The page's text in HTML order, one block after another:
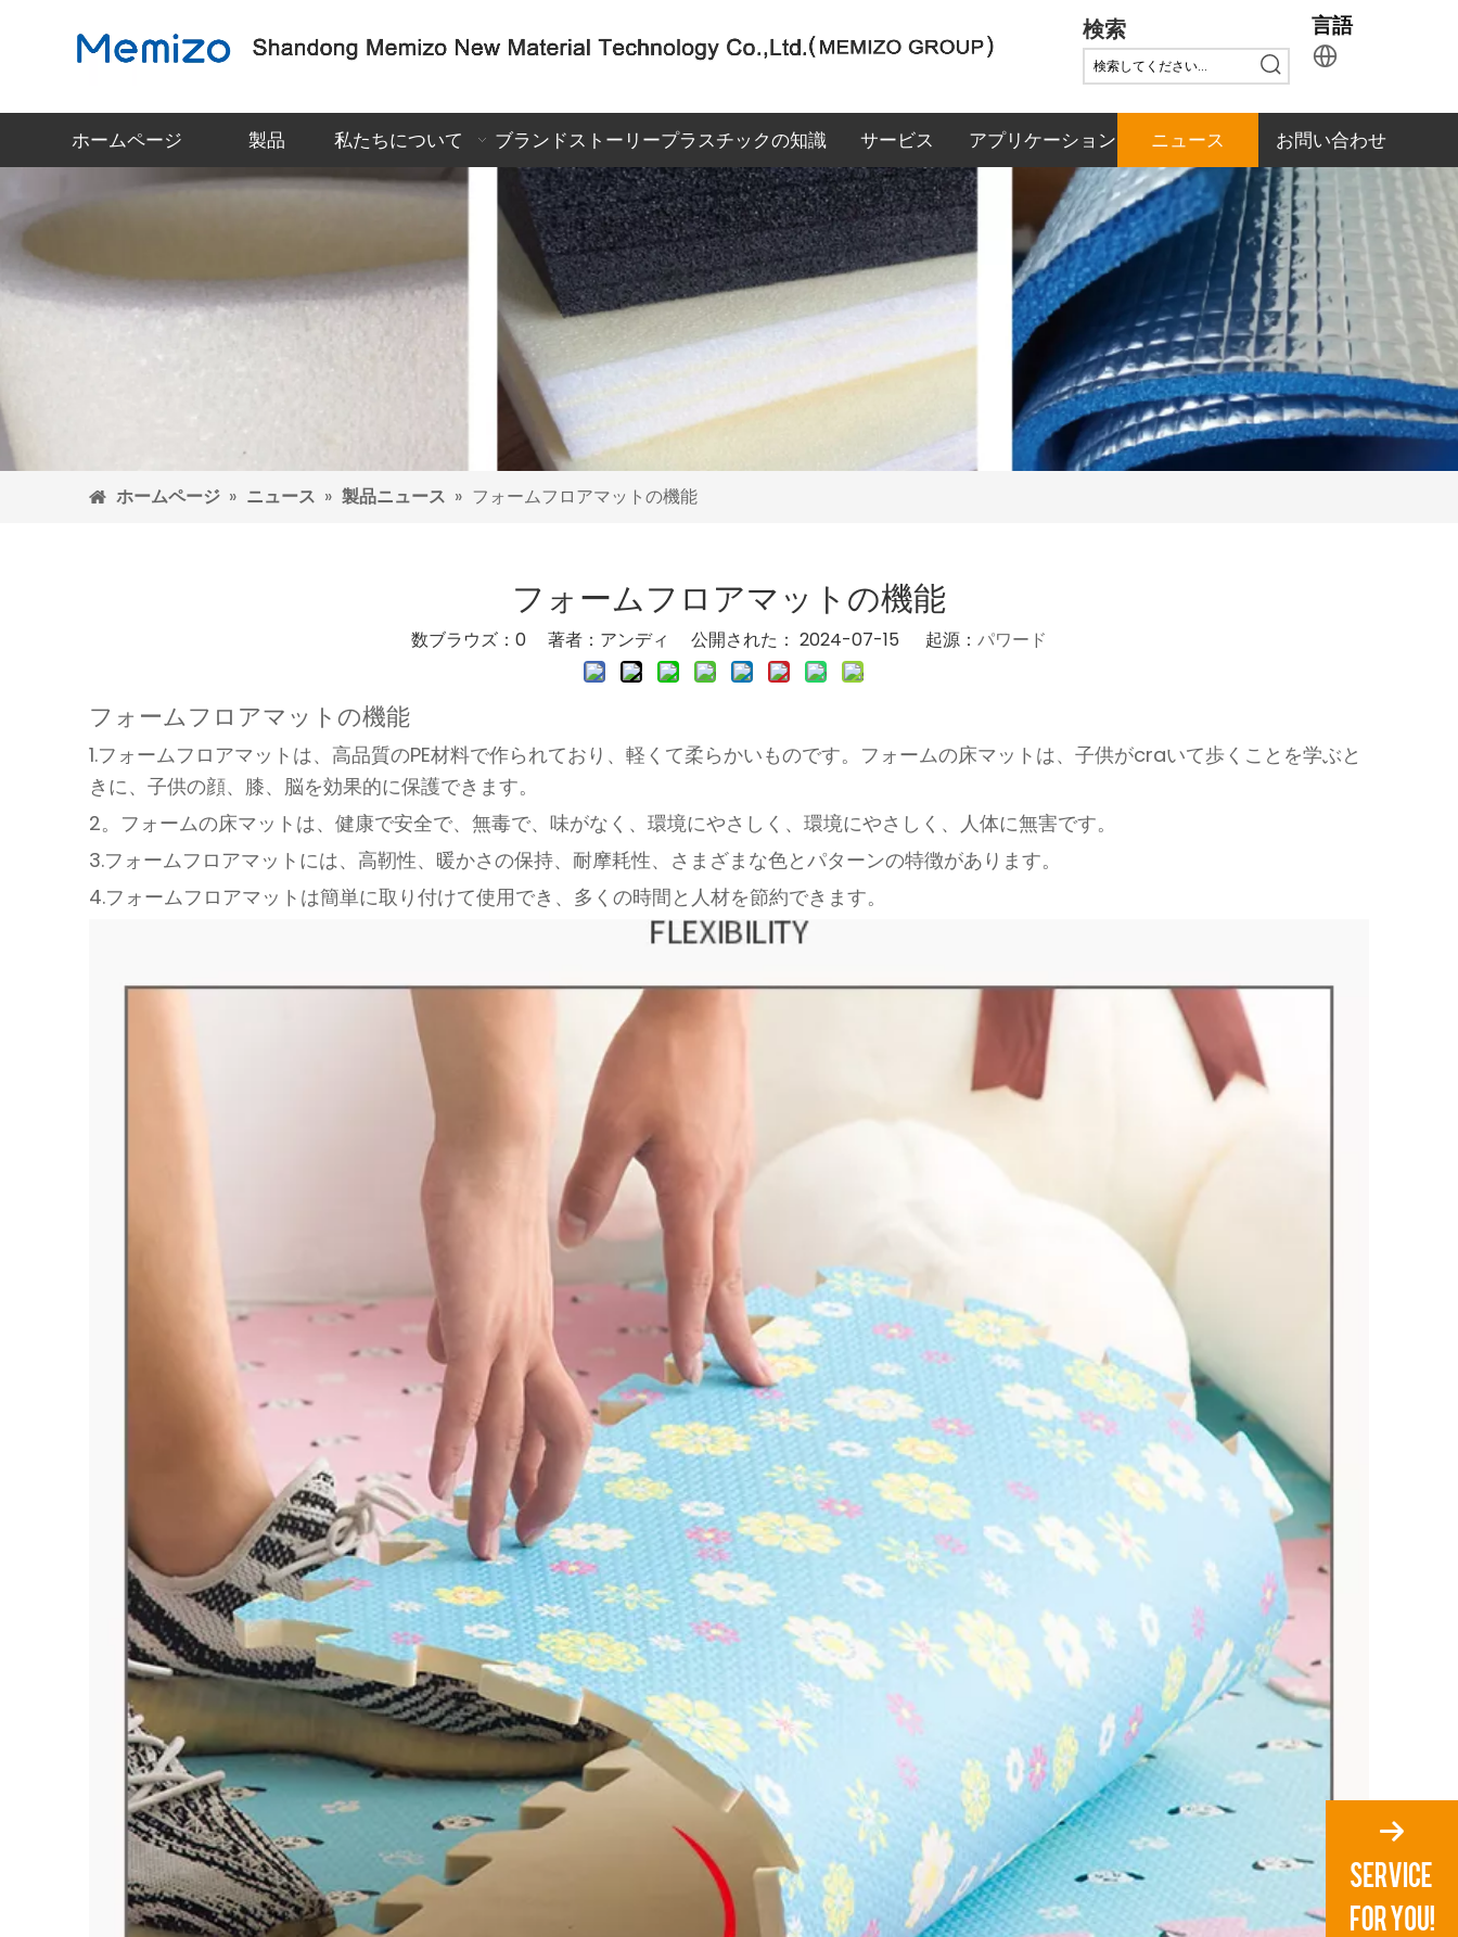
検索 言語
ホームページ 製品 私たちについて ブランドストーリープラスチックの知識 サービス アプリケーション ニュース お問い合わせ
ホームページ » ニュース » 製品ニュース » フォームフロアマットの機能
フォームフロアマットの機能
数ブラウズ： 0 著者：アンディ 公開された： 2024-07-15 起源： パワード
フォームフロアマットの機能
1.フォームフロアマットは、高品質のPE材料で作られており、軽くて柔らかいものです。フォームの床マットは、子供がcraいて歩くことを学ぶと
きに、子供の顔、膝、脳を効果的に保護できます。
2。フォームの床マットは、健康で安全で、無毒で、味がなく、環境にやさしく、環境にやさしく、人体に無害です。
3.フォームフロアマットには、高靭性、暖かさの保持、耐摩耗性、さまざまな色とパターンの特徴があります。
4.フォームフロアマットは簡単に取り付けて使用でき、多くの時間と人材を節約できます。